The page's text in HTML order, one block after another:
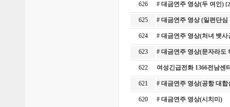
626 # 대금연주 영상(두 여인)
625 # 대금연주 영상 (일편단
624 # 대금연주 영상(처녀 뱃
623 # 대금연주 영상(문자라
622 여성긴급전화 1366전남
621 # 대금연주 영상(공항 대
620 # 대금연주 영상(시치미)